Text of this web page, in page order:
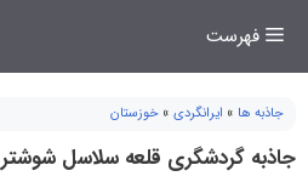
فهرست
جاذبه ها » ایرانگردی » خوزستان
جاذبه گردشگری قلعه سلاسل شوشتر